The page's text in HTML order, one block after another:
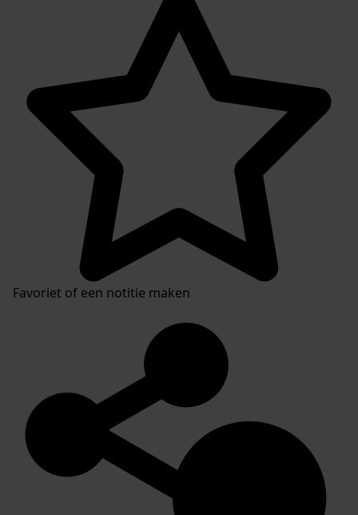
Favoriet of een notitie maken